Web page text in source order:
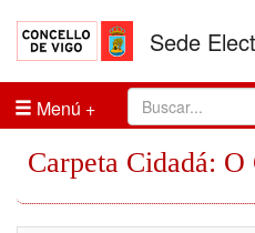
Sede
Menú
Carpeta Cidadá: